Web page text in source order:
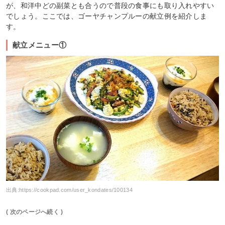
が、和洋中どの副菜とも合うので普段の食事にも取り入れやすい
でしょう。ここでは、ゴーヤチャンプルーの献立例を紹介しま
す。
献立メニュー①
出典:https://cookpad.com/user_kondates/100134
( 次のページへ続く )